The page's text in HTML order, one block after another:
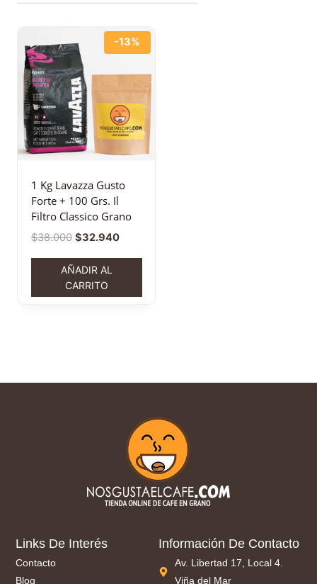
-13%
1 Kg Lavazza Gusto
Forte + 100 Grs. Il
Filtro Classico Grano
$38.000 $32.940
AÑADIR AL
CARRITO
Links De Interés
Contacto
Blog
Información De Contacto
Av. Libertad 17, Local 4.
Viña del Mar